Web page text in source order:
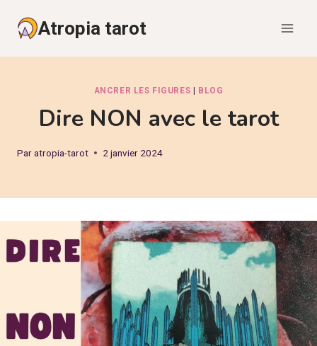
Atropia tarot
ANCRER LES FIGURES BLOG
Dire NON avec le tarot
Paratropia-tarot 2 janvier 2024